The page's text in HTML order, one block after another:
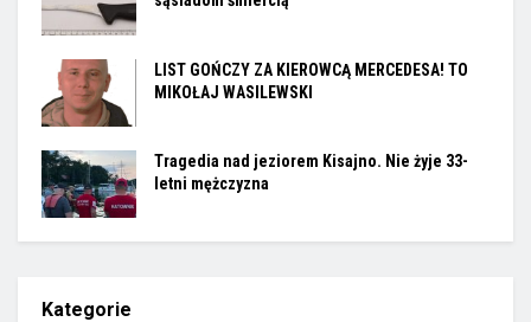
LIST GOŃCZY ZA KIEROWCĄ MERCEDESA! TO
MIKOŁAJ WASILEWSKI
Tragedia nad jeziorem Kisajno. Nie żyje 33-
letni mężczyzna
Kategorie